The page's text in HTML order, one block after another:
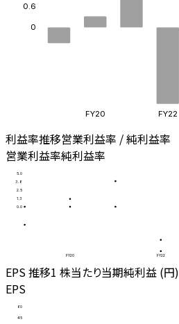
0
0.6
FY20 FY22
利益率推移営業利益率 / 純利益率
営業利益率純利益率
0.0
1.3
2.5
3.8
5.0
FY20 FY22
EPS 推移1 株当たり当期純利益 (円)
EPS
45
60